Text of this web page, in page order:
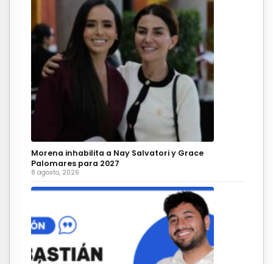
Morena inhabilita a Nay Salvatori y Grace
Palomares para 2027
8 agosto, 2026